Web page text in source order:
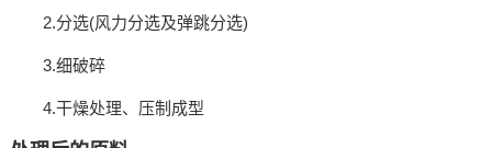
2.分选(风力分选及弹跳分选)
3.细破碎
4.干燥处理、压制成型